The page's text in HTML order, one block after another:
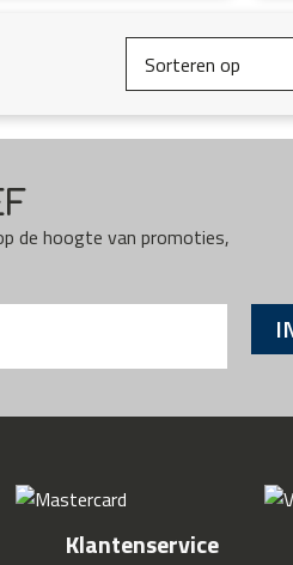
de hoogte van promoties,
Klantenservice